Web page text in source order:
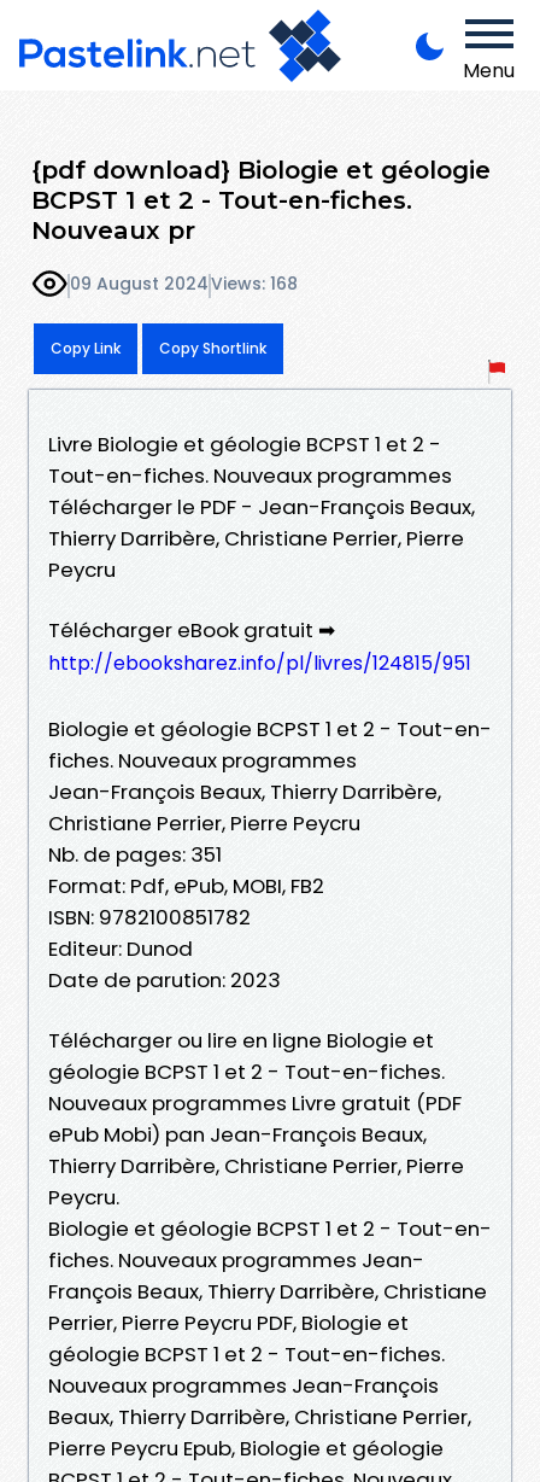
Menu
{pdf download} Biologie et géologie
BCPST 1 et 2 - Tout-en-fiches.
Nouveaux pr
09 August 2024Views: 168
Copy Link Copy Shortlink
Livre Biologie et géologie BCPST 1 et 2 -
Tout-en-fiches. Nouveaux programmes
Télécharger le PDF - Jean-François Beaux,
Thierry Darribère, Christiane Perrier, Pierre
Peycru
Télécharger eBook gratuit ➡
http://ebooksharez.info/pl/livres/124815/951
Biologie et géologie BCPST 1 et 2 - Tout-en-
fiches. Nouveaux programmes
Jean-François Beaux, Thierry Darribère,
Christiane Perrier, Pierre Peycru
Nb. de pages: 351
Format: Pdf, ePub, MOBI, FB2
ISBN: 9782100851782
Editeur: Dunod
Date de parution: 2023
Télécharger ou lire en ligne Biologie et
géologie BCPST 1 et 2 - Tout-en-fiches.
Nouveaux programmes Livre gratuit (PDF
ePub Mobi) pan Jean-François Beaux,
Thierry Darribère, Christiane Perrier, Pierre
Peycru.
Biologie et géologie BCPST 1 et 2 - Tout-en-
fiches. Nouveaux programmes Jean-
François Beaux, Thierry Darribère, Christiane
Perrier, Pierre Peycru PDF, Biologie et
géologie BCPST 1 et 2 - Tout-en-fiches.
Nouveaux programmes Jean-François
Beaux, Thierry Darribère, Christiane Perrier,
Pierre Peycru Epub, Biologie et géologie